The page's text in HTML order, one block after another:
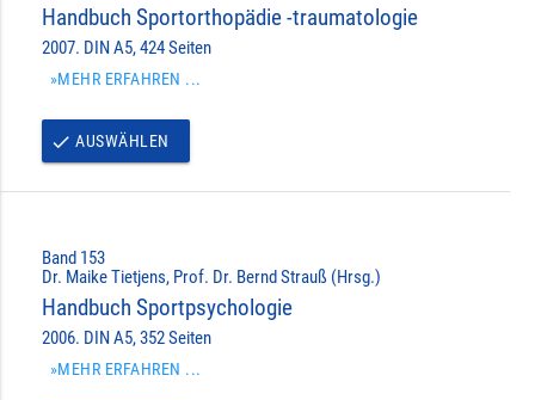
Handbuch Sportorthopädie -traumatologie
2007. DIN A5, 424 Seiten
»MEHR ERFAHREN ...
done AUSWÄHLEN
Band 153
Dr. Maike Tietjens, Prof. Dr. Bernd Strauß (Hrsg.)
Handbuch Sportpsychologie
2006. DIN A5, 352 Seiten
»MEHR ERFAHREN ...